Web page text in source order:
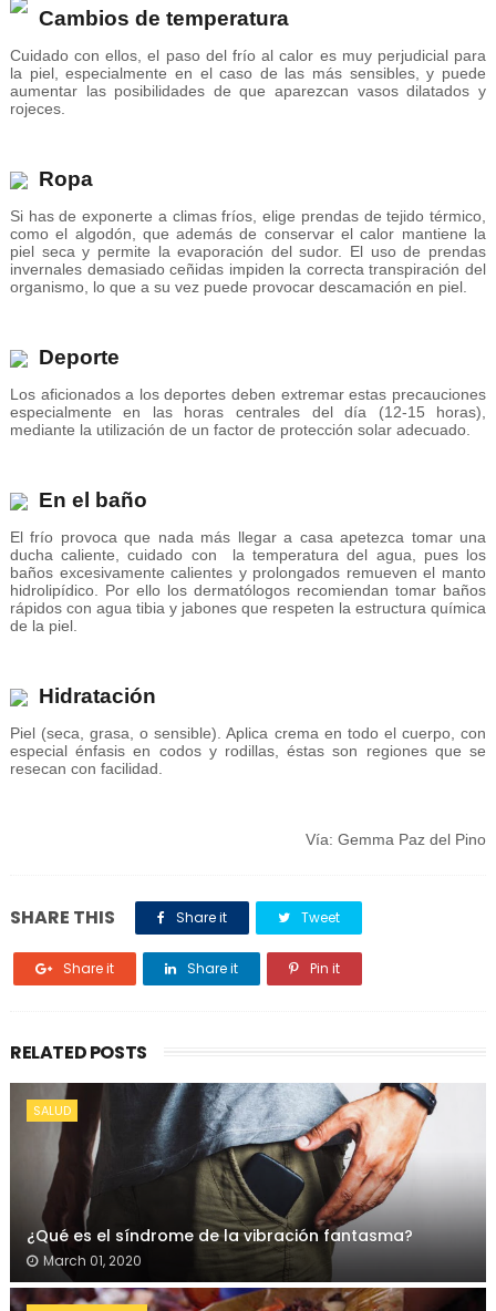
Cambios de temperatura
Cuidado con ellos, el paso del frío al calor es muy perjudicial para
la piel, especialmente en el caso de las más sensibles, y puede
aumentar las posibilidades de que aparezcan vasos dilatados y
rojeces.
Ropa
Si has de exponerte a climas fríos, elige prendas de tejido térmico,
como el algodón, que además de conservar el calor mantiene la
piel seca y permite la evaporación del sudor. El uso de prendas
invernales demasiado ceñidas impiden la correcta transpiración del
organismo, lo que a su vez puede provocar descamación en piel.
Deporte
Los aficionados a los deportes deben extremar estas precauciones
especialmente en las horas centrales del día (12-15 horas),
mediante la utilización de un factor de protección solar adecuado.
En el baño
El frío provoca que nada más llegar a casa apetezca tomar una
ducha caliente, cuidado con la temperatura del agua, pues los
baños excesivamente calientes y prolongados remueven el manto
hidrolipídico. Por ello los dermatólogos recomiendan tomar baños
rápidos con agua tibia y jabones que respeten la estructura química
de la piel.
Hidratación
Piel (seca, grasa, o sensible). Aplica crema en todo el cuerpo, con
especial énfasis en codos y rodillas, éstas son regiones que se
resecan con facilidad.
Vía: Gemma Paz del Pino
SHARE THIS Share it Tweet
Share it Share it Pin it
RELATED POSTS
SALUD
¿Qué es el síndrome de la vibración fantasma?
March 01, 2020